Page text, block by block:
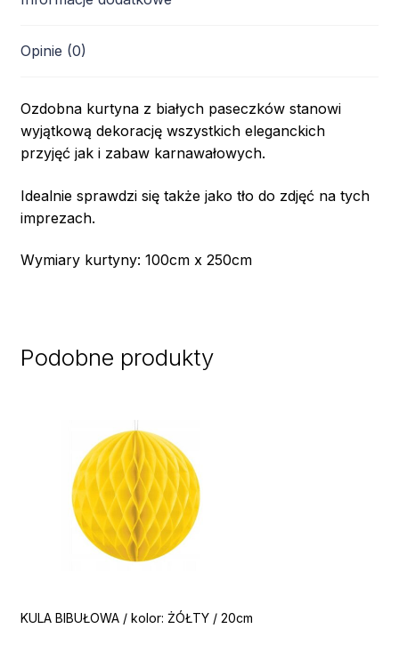
Opinie (0)
Ozdobna kurtyna z białych paseczków stanowi
wyjątkową dekorację wszystkich eleganckich
przyjęć jak i zabaw karnawałowych.
Idealnie sprawdzi się także jako tło do zdjęć na tych
imprezach.
Wymiary kurtyny: 100cm x 250cm
Podobne produkty
KULA BIBUŁOWA / kolor: ŻÓŁTY / 20cm